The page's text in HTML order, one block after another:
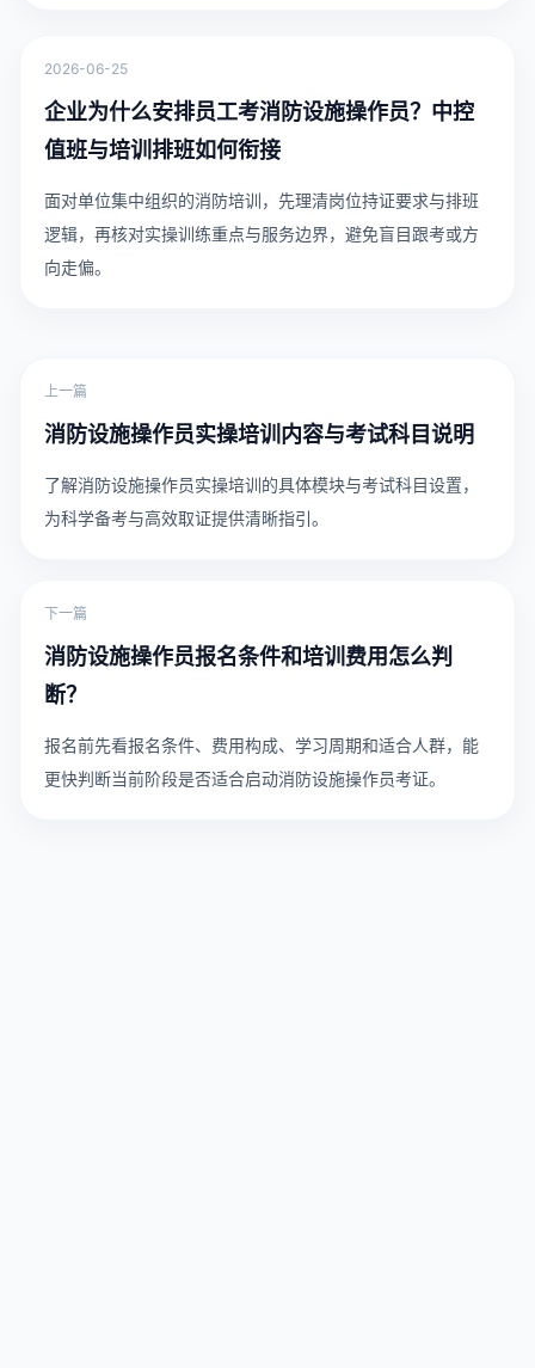
2026-06-25
企业为什么安排员工考消防设施操作员？中控
值班与培训排班如何衔接
面对单位集中组织的消防培训，先理清岗位持证要求与排班
逻辑，再核对实操训练重点与服务边界，避免盲目跟考或方
向走偏。
上一篇
消防设施操作员实操培训内容与考试科目说明
了解消防设施操作员实操培训的具体模块与考试科目设置，
为科学备考与高效取证提供清晰指引。
下一篇
消防设施操作员报名条件和培训费用怎么判
断？
报名前先看报名条件、费用构成、学习周期和适合人群，能
更快判断当前阶段是否适合启动消防设施操作员考证。